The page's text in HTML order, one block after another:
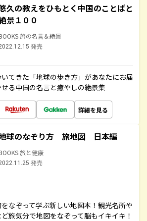
久の教えをひもとく中国のことばと
景１００
旅の名言＆絶景
発売
てきた「地球の歩き方」があなたにお届
る中国の名言と癒やしの絶景集
詳細を見る
球のなぞり方 旅地図 日本編
旅と健康
発売
なぞって学ぶ新しい地図本！観光名所や
旅気分で地図をなぞって脳もイキイキ！